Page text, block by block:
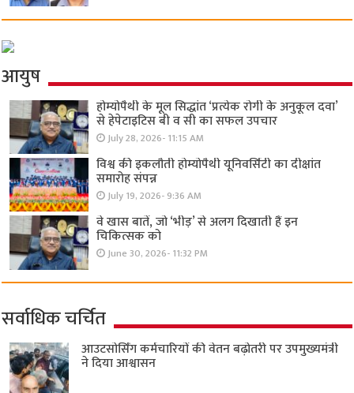
आयुष
होम्योपैथी के मूल सिद्धांत ‘प्रत्येक रोगी केे अनुकूल दवा’
से हेपेटाइटिस बी व सी का सफल उपचार
July 28, 2026- 11:15 AM
विश्व की इकलौती होम्योपैथी यूनिवर्सिटी का दीक्षांत
समारोह संपन्न
July 19, 2026- 9:36 AM
वे खास बातें, जो ‘भीड़’ से अलग दिखाती हैं इन
चिकित्सक को
June 30, 2026- 11:32 PM
सर्वाधिक चर्चित
आउटसोर्सिंग कर्मचारियों की वेतन बढ़ोतरी पर उपमुख्यमंत्री
ने दिया आश्वासन